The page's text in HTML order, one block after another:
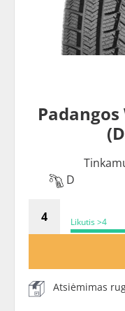
Padangos
D
Likutis >4
Atsiėmimas